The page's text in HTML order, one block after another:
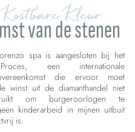
Kleur
van de stenen
spa is aangesloten bij het
een internationale
die ervoor moet
winst uit de diamanthandel niet
om burgeroorlogen te
kinderarbeid in mijnen uitbuit
is.